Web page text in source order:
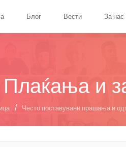
Блог Вести За нас
Плаќања и
/ Често поставувани прашања и